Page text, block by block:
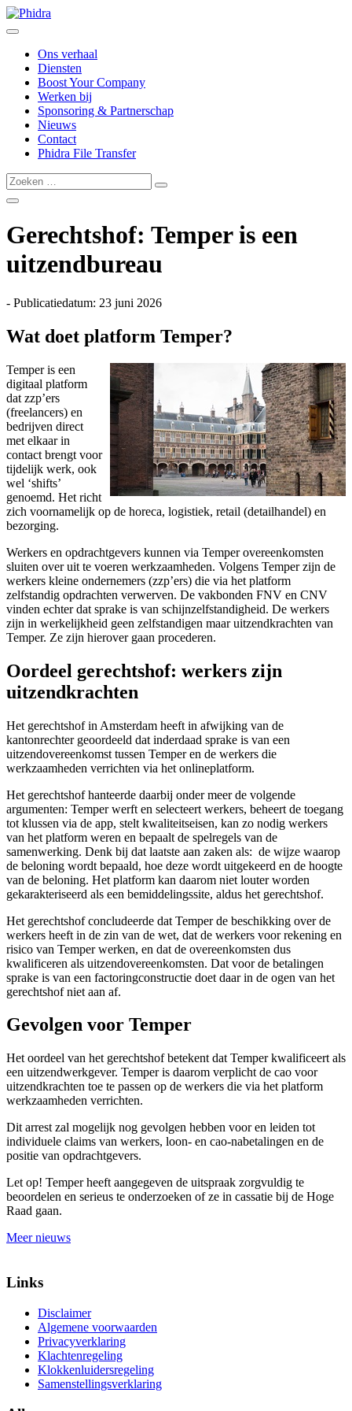
Ons verhaal
Diensten
Boost Your Company
Werken bij
Sponsoring & Partnerschap
Nieuws
Contact
Phidra File Transfer
Gerechtshof: Temper is een
uitzendbureau
- Publicatiedatum: 23 juni 2026
Wat doet platform Temper?
Temper is een
digitaal platform
dat zzp’ers
(freelancers) en
bedrijven direct
met elkaar in
contact brengt voor
tijdelijk werk, ook
wel ‘shifts’
genoemd. Het richt
zich voornamelijk op de horeca, logistiek, retail (detailhandel) en
bezorging.
Werkers en opdrachtgevers kunnen via Temper overeenkomsten
sluiten over uit te voeren werkzaamheden. Volgens Temper zijn de
werkers kleine ondernemers (zzp’ers) die via het platform
zelfstandig opdrachten verwerven. De vakbonden FNV en CNV
vinden echter dat sprake is van schijnzelfstandigheid. De werkers
zijn in werkelijkheid geen zelfstandigen maar uitzendkrachten van
Temper. Ze zijn hierover gaan procederen.
Oordeel gerechtshof: werkers zijn
uitzendkrachten
Het gerechtshof in Amsterdam heeft in afwijking van de
kantonrechter geoordeeld dat inderdaad sprake is van een
uitzendovereenkomst tussen Temper en de werkers die
werkzaamheden verrichten via het onlineplatform.
Het gerechtshof hanteerde daarbij onder meer de volgende
argumenten: Temper werft en selecteert werkers, beheert de toegang
tot klussen via de app, stelt kwaliteitseisen, kan zo nodig werkers
van het platform weren en bepaalt de spelregels van de
samenwerking. Denk bij dat laatste aan zaken als: de wijze waarop
de beloning wordt bepaald, hoe deze wordt uitgekeerd en de hoogte
van de beloning. Het platform kan daarom niet louter worden
gekarakteriseerd als een bemiddelingssite, aldus het gerechtshof.
Het gerechtshof concludeerde dat Temper de beschikking over de
werkers heeft in de zin van de wet, dat de werkers voor rekening en
risico van Temper werken, en dat de overeenkomsten dus
kwalificeren als uitzendovereenkomsten. Dat voor de betalingen
sprake is van een factoringconstructie doet daar in de ogen van het
gerechtshof niet aan af.
Gevolgen voor Temper
Het oordeel van het gerechtshof betekent dat Temper kwalificeert als
een uitzendwerkgever. Temper is daarom verplicht de cao voor
uitzendkrachten toe te passen op de werkers die via het platform
werkzaamheden verrichten.
Dit arrest zal mogelijk nog gevolgen hebben voor en leiden tot
individuele claims van werkers, loon- en cao-nabetalingen en de
positie van opdrachtgevers.
Let op! Temper heeft aangegeven de uitspraak zorgvuldig te
beoordelen en serieus te onderzoeken of ze in cassatie bij de Hoge
Raad gaan.
Meer nieuws
Links
Disclaimer
Algemene voorwaarden
Privacyverklaring
Klachtenregeling
Klokkenluidersregeling
Samenstellingsverklaring